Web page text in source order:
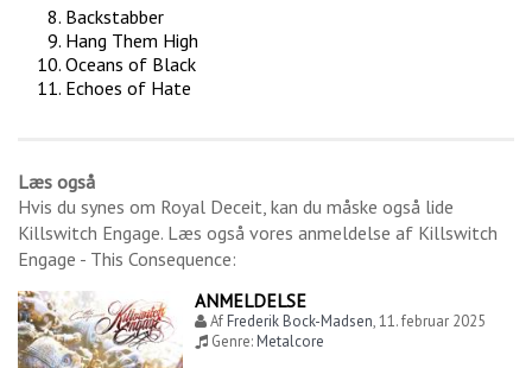
Backstabber
Hang Them High
Oceans of Black
Echoes of Hate
Læs også
Hvis du synes om Royal Deceit, kan du måske også lide
Killswitch Engage. Læs også vores anmeldelse af Killswitch
Engage - This Consequence:
ANMELDELSE
AfFrederik Bock-Madsen,11. februar 2025
Genre:Metalcore